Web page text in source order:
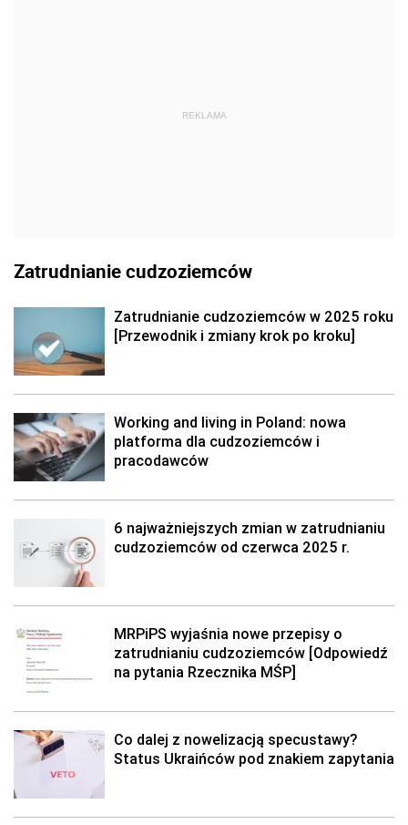
REKLAMA
Zatrudnianie cudzoziemców
Zatrudnianie cudzoziemców w 2025 roku
[Przewodnik i zmiany krok po kroku]
Working and living in Poland: nowa
platforma dla cudzoziemców i
pracodawców
6 najważniejszych zmian w zatrudnianiu
cudzoziemców od czerwca 2025 r.
MRPiPS wyjaśnia nowe przepisy o
zatrudnianiu cudzoziemców [Odpowiedź
na pytania Rzecznika MŚP]
Co dalej z nowelizacją specustawy?
Status Ukraińców pod znakiem zapytania